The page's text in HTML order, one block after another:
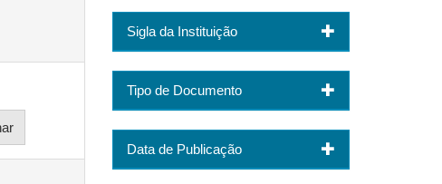
Sigla da Instituição
Tipo de Documento
Data de Publicação